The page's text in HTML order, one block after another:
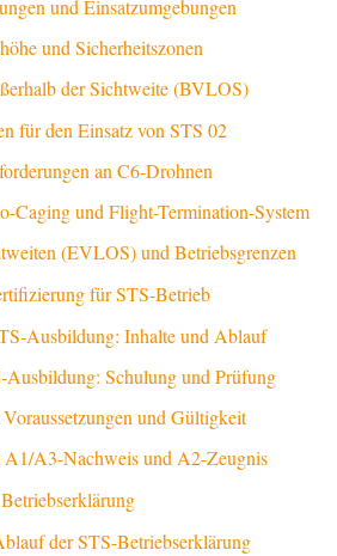
und Einsatzumgebungen
und Sicherheitszonen
der Sichtweite (BVLOS)
für den Einsatz von STS 02
an C6-Drohnen
Caging und Flight-Termination-System
(EVLOS) und Betriebsgrenzen
für STS-Betrieb
Ausbildung: Inhalte und Ablauf
Ausbildung: Schulung und Prüfung
und Gültigkeit
A1/A3-Nachweis und A2-Zeugnis
der STS-Betriebserklärung